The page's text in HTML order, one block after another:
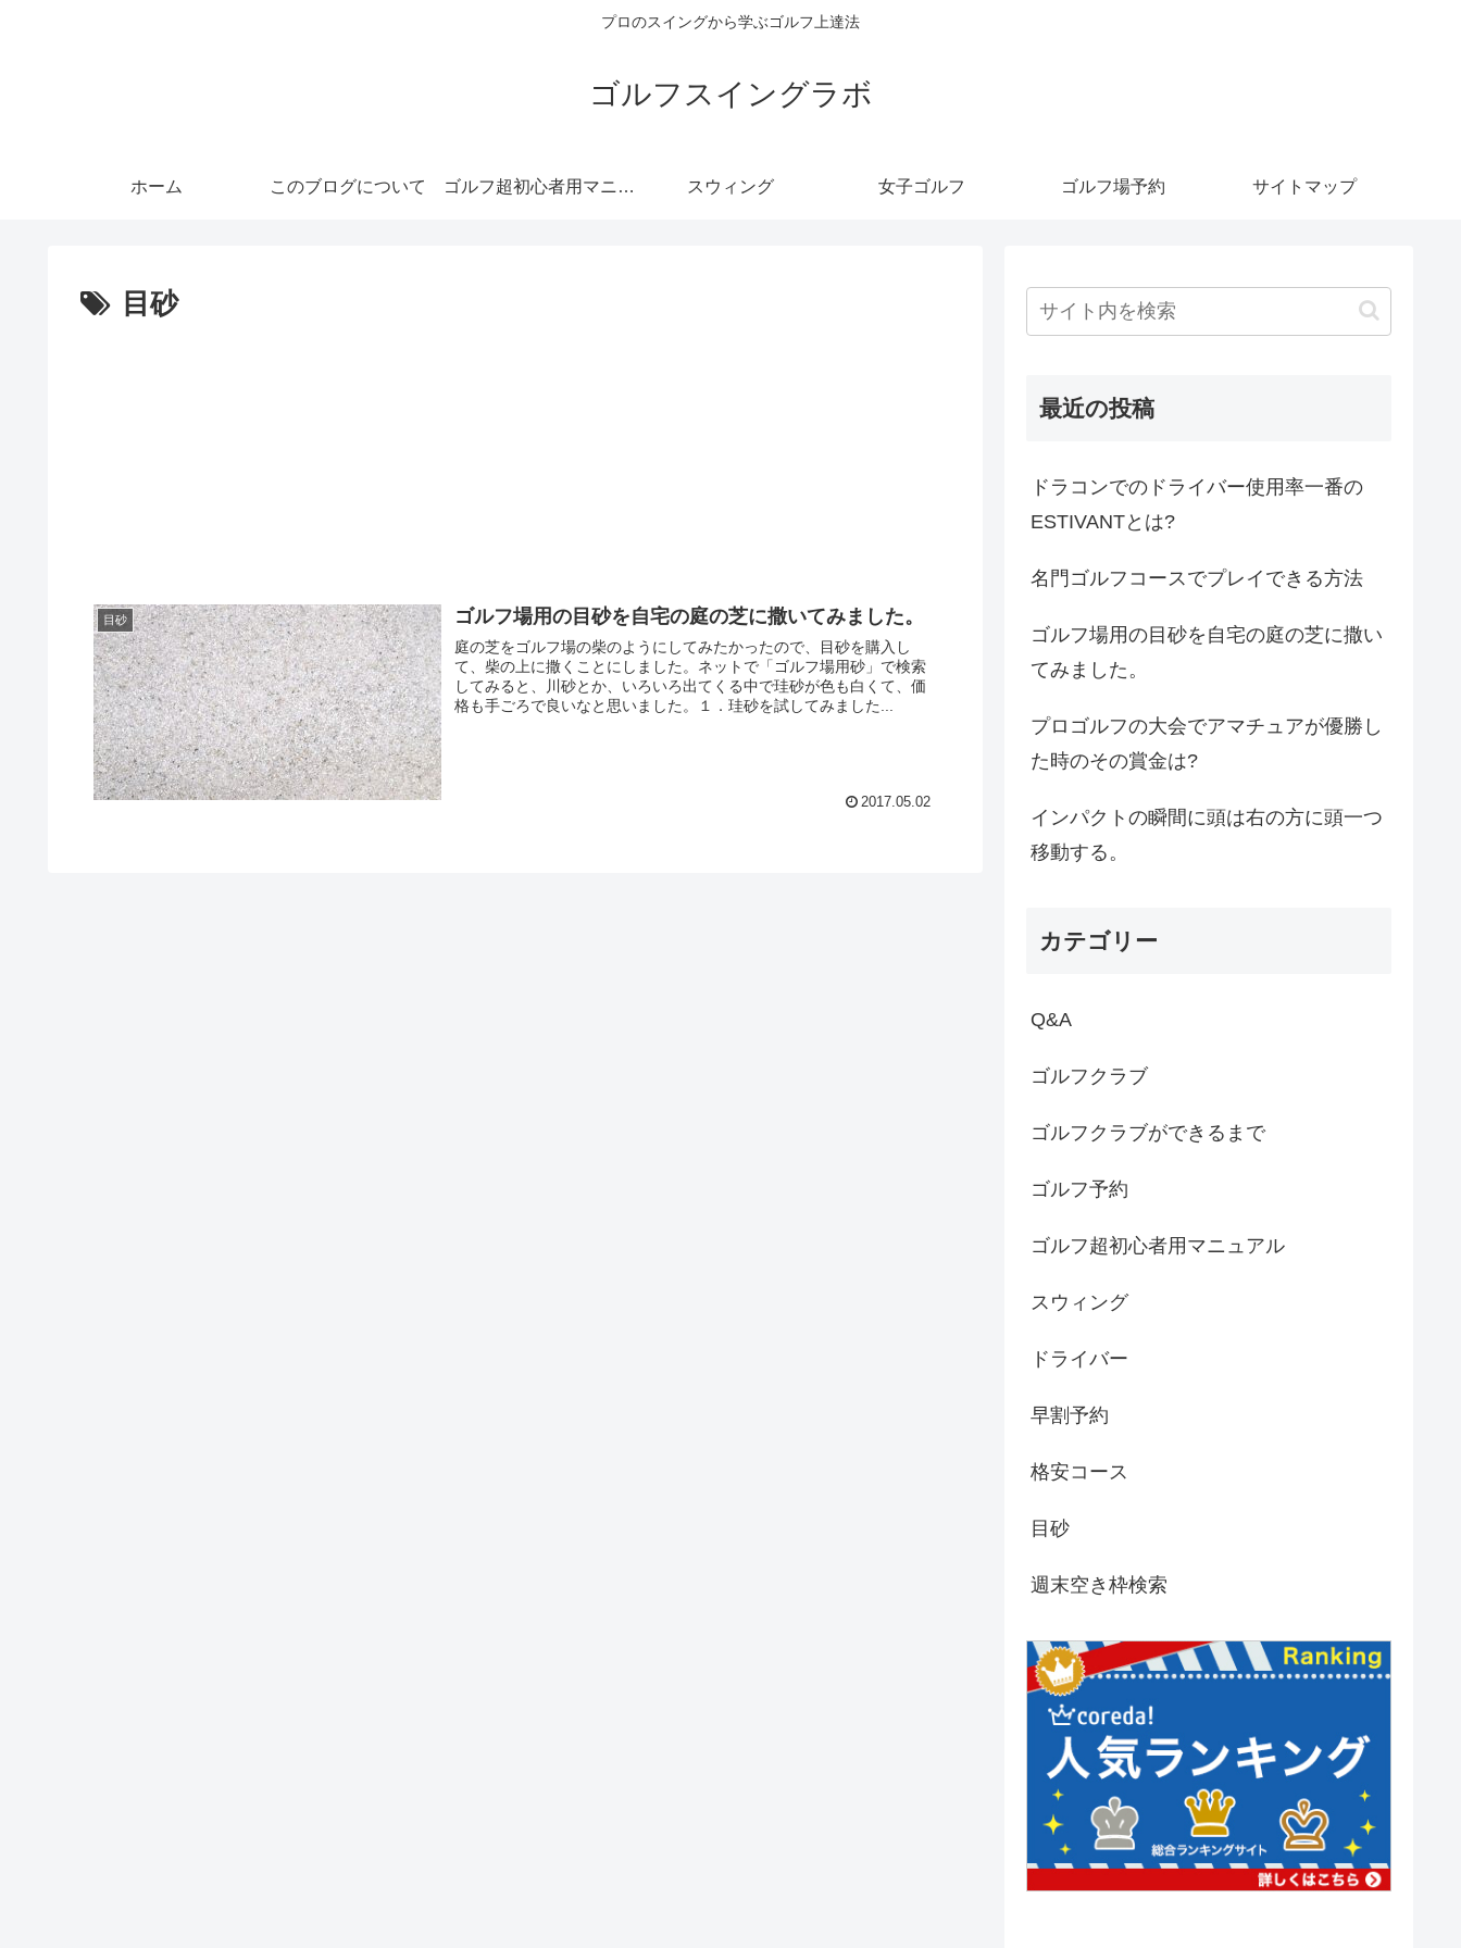
プロのスイングから学ぶゴルフ上達法
ゴルフスイングラボ
ホーム このブログについて ゴルフ超初心者用マニュ スウィング 女子ゴルフ ゴルフ場予約 サイトマップ
目砂
目砂 ゴルフ場用の目砂を自宅の庭の芝に撒いてみました。
庭の芝をゴルフ場の柴のようにしてみたかったので、目砂を購入し
て、柴の上に撒くことにしました。ネットで「ゴルフ場用砂」で検索
してみると、川砂とか、いろいろ出てくる中で珪砂が色も白くて、価
格も手ごろで良いなと思いました。１．珪砂を試してみました...
2017.05.02
最近の投稿
ドラコンでのドライバー使用率一番の
ESTIVANTとは?
名門ゴルフコースでプレイできる方法
ゴルフ場用の目砂を自宅の庭の芝に撒い
てみました。
プロゴルフの大会でアマチュアが優勝し
た時のその賞金は?
インパクトの瞬間に頭は右の方に頭一つ
移動する。
カテゴリー
Q&A
ゴルフクラブ
ゴルフクラブができるまで
ゴルフ予約
ゴルフ超初心者用マニュアル
スウィング
ドライバー
早割予約
格安コース
目砂
週末空き枠検索